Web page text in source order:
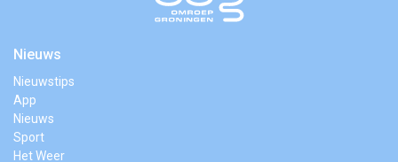
Nieuws
Nieuwstips
App
Nieuws
Sport
Het Weer